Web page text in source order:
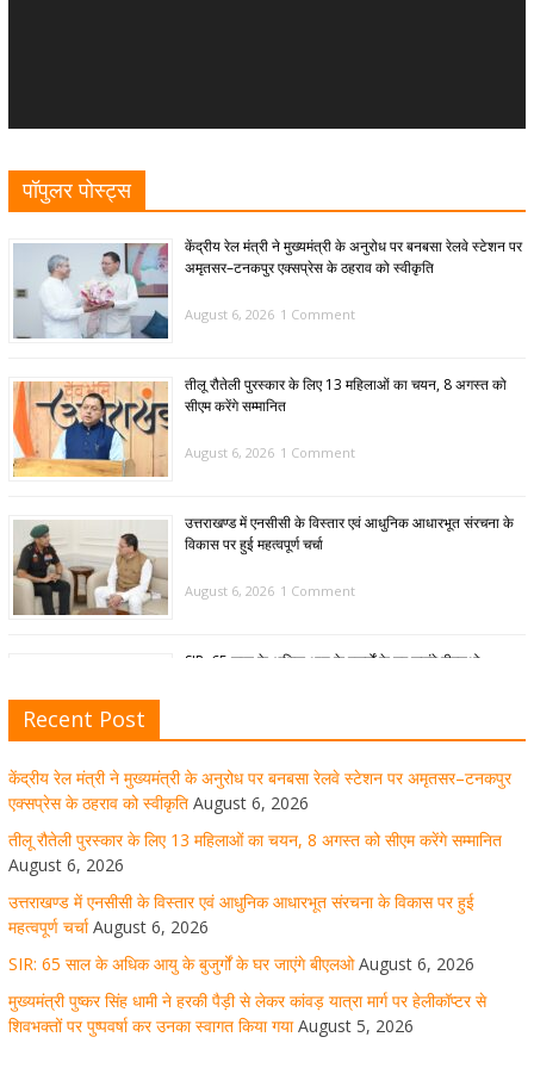
पॉपुलर पोस्ट्स
केंद्रीय रेल मंत्री ने मुख्यमंत्री के अनुरोध पर बनबसा रेलवे स्टेशन पर
अमृतसर–टनकपुर एक्सप्रेस के ठहराव को स्वीकृति
August 6, 2026 1 Comment
तीलू रौतेली पुरस्कार के लिए 13 महिलाओं का चयन, 8 अगस्त को
सीएम करेंगे सम्मानित
August 6, 2026 1 Comment
उत्तराखण्ड में एनसीसी के विस्तार एवं आधुनिक आधारभूत संरचना के
विकास पर हुई महत्वपूर्ण चर्चा
August 6, 2026 1 Comment
SIR: 65 साल के अधिक आयु के बुजुर्गों के घर जाएंगे बीएलओ
मुख्यमंत्री पुष्कर सिंह धामी ने हरकी पैड़ी से लेकर कांवड़ यात्रा मार्ग
पर हेलीकॉप्टर से शिवभक्तों पर पुष्पवर्षा कर उनका स्वागत किया गया
धर्मनगरी हरिद्वार में कांवड़ यात्रा के दौरान मंगलवार को आस्था, सेवा
और संस्कृति का अद्भुत संगम देखने को मिला
Recent Post
केंद्रीय रेल मंत्री ने मुख्यमंत्री के अनुरोध पर बनबसा रेलवे स्टेशन पर अमृतसर–टनकपुर
एक्सप्रेस के ठहराव को स्वीकृति August 6, 2026
तीलू रौतेली पुरस्कार के लिए 13 महिलाओं का चयन, 8 अगस्त को सीएम करेंगे सम्मानित
August 6, 2026
उत्तराखण्ड में एनसीसी के विस्तार एवं आधुनिक आधारभूत संरचना के विकास पर हुई
महत्वपूर्ण चर्चा August 6, 2026
SIR: 65 साल के अधिक आयु के बुजुर्गों के घर जाएंगे बीएलओ August 6, 2026
मुख्यमंत्री पुष्कर सिंह धामी ने हरकी पैड़ी से लेकर कांवड़ यात्रा मार्ग पर हेलीकॉप्टर से
शिवभक्तों पर पुष्पवर्षा कर उनका स्वागत किया गया August 5, 2026